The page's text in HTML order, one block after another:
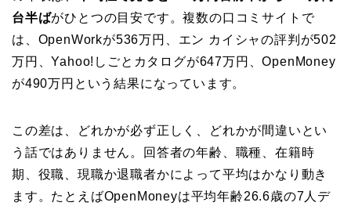
台半ばがひとつの目安です。複数の口コミサイトで
は、OpenWorkが536万円、エン カイシャの評判が502
万円、Yahoo!しごとカタログが647万円、OpenMoney
が490万円という結果になっています。
この差は、どれかが必ず正しく、どれかが間違いとい
う話ではありません。回答者の年齢、職種、在籍時
期、役職、現職か退職者かによって平均はかなり動き
ます。たとえばOpenMoneyは平均年齢26.6歳の7人デ